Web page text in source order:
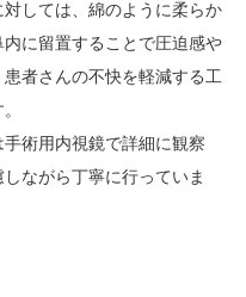
しては、綿のように柔らか
に留置することで圧迫感や
者さんの不快を軽減する工
術用内視鏡で詳細に観察
ながら丁寧に行っていま